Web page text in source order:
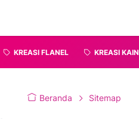
KREASI FLANEL KREASI KAIN
Beranda Sitemap